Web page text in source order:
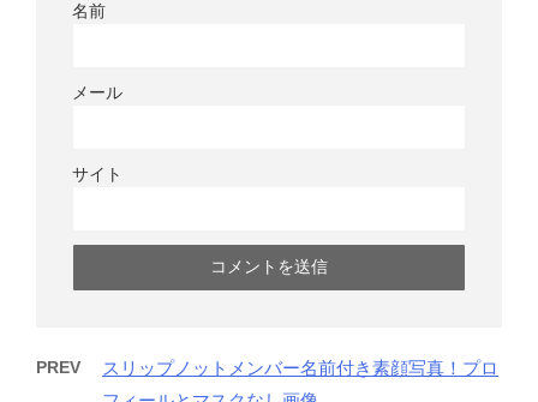
名前
メール
サイト
PREV
スリップノットメンバー名前付き素顔写真！プロ